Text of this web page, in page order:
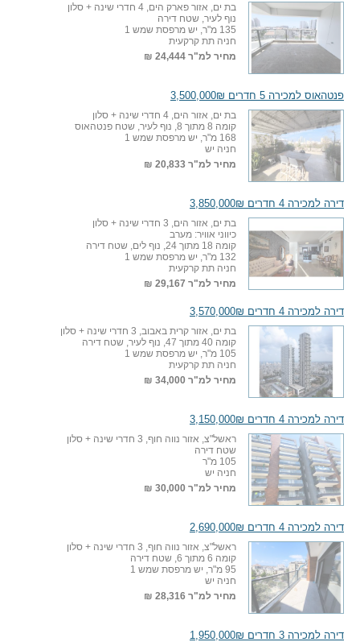
בת ים, אזור פארק הים, 4 חדרי שינה + סלון
נוף לעיר, שטח דירה
135 מ"ר, יש מרפסת שמש 1
חניה תת קרקעית
מחיר למ"ר 24,444 ₪
פנטהאוס למכירה 5 חדרים 3,500,000₪
בת ים, אזור הים, 4 חדרי שינה + סלון
קומה 8 מתוך 8, נוף לעיר, שטח פנטהאוס
168 מ"ר, יש מרפסת שמש 1
חניה יש
מחיר למ"ר 20,833 ₪
דירה למכירה 4 חדרים 3,850,000₪
בת ים, אזור הים, 3 חדרי שינה + סלון
כיווני אוויר: מערב
קומה 18 מתוך 24, נוף לים, שטח דירה
132 מ"ר, יש מרפסת שמש 1
חניה תת קרקעית
מחיר למ"ר 29,167 ₪
דירה למכירה 4 חדרים 3,570,000₪
בת ים, אזור קרית באבוב, 3 חדרי שינה + סלון
קומה 40 מתוך 47, נוף לעיר, שטח דירה
105 מ"ר, יש מרפסת שמש 1
חניה תת קרקעית
מחיר למ"ר 34,000 ₪
דירה למכירה 4 חדרים 3,150,000₪
ראשל"צ, אזור נווה חוף, 3 חדרי שינה + סלון
שטח דירה
105 מ"ר
חניה יש
מחיר למ"ר 30,000 ₪
דירה למכירה 4 חדרים 2,690,000₪
ראשל"צ, אזור נווה חוף, 3 חדרי שינה + סלון
קומה 6 מתוך 6, שטח דירה
95 מ"ר, יש מרפסת שמש 1
חניה יש
מחיר למ"ר 28,316 ₪
דירה למכירה 3 חדרים 1,950,000₪